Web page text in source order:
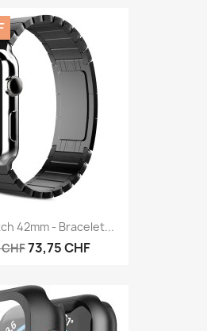
42mm - Bracelet...
73,75 CHF